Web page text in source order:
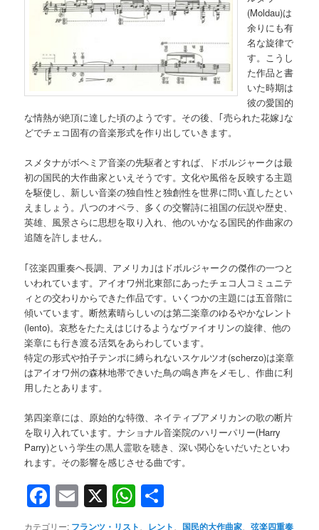
(Moldau)は
余りにも有
名な旋律で
す。こうし
た作品と書
いた時期は
彼の愛国的
な情熱が絶頂に達した頃のようです。その後、｢売られた花嫁｣な
どでチェコ固有の音楽形式を作り出していきます。
スメタナがボヘミア音楽の先駆者とすれば、ドボルジャークは最
初の国民的大作曲家といえそうです。文化や風俗を反映する主題
を駆使し、新しい音楽の独自性と独創性を世界に問い直したとい
えましょう。八つのオペラ、多くの交響詩に祖国の伝説や歴史、
英雄、風景さらに思想を取り入れ、他のいかなる国民的作曲家の
追随を許しません。
｢弦楽四重奏ヘ長調、アメリカ｣はドボルジャークの傑作の一つと
いわれています。アイオワ州北東部にあったチェコ人コミュニテ
ィとの交わりからできた作品です。いくつかの主題には五音階に
傾いています。断然素晴らしいのは第二楽章のゆるやかなレント
(lento)。哀愁をたたえはじけるようなヴァイオリンの旋律、他の
楽章にも行き渡る活気をあらわしています。
特定の形式や拍子テンポに縛られないスケルツオ(scherzo)は楽章
はアイオワ州の森林地帯できいた鳥の鳴き声をメモし、作曲に利
用したとあります。
第四楽章には、原始的な特徴、ネイティブアメリカンの歌の断片
を取り入れています。ナショナル音楽院のハリーパリー(Harry
Parry)という学生の黒人霊歌を聴き、深い関心をいだいたといわ
れます。その影響を感じさせる曲です。
Facebook
Email
X WhatsApp
有
カテゴリー: フランツ・リスト レント 国民的大作曲家 、弦楽四重奏